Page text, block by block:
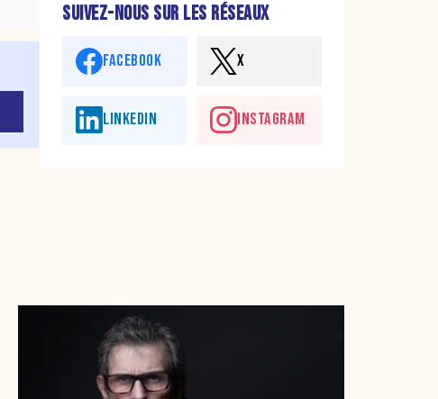
SUIVEZ-NOUS SUR LES RÉSEAUX
FACEBOOK X
LINKEDIN INSTAGRAM